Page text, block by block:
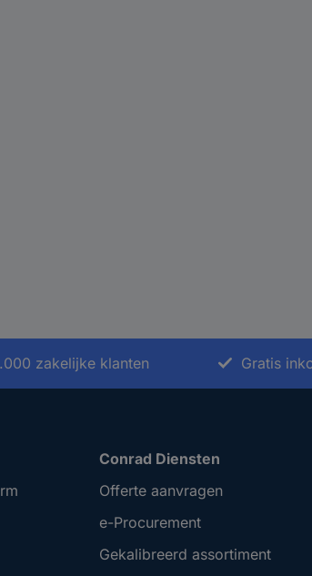
zakelijke klanten Gratis
Conrad Diensten
Offerte aanvragen
e-Procurement
Gekalibreerd assortiment